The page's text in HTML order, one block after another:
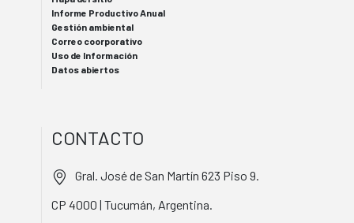
Informe Productivo Anual
Gestión ambiental
Correo coorporativo
Uso de Información
Datos abiertos
CONTACTO
Gral. José de San Martín 623 Piso 9.
CP 4000 | Tucumán, Argentina.